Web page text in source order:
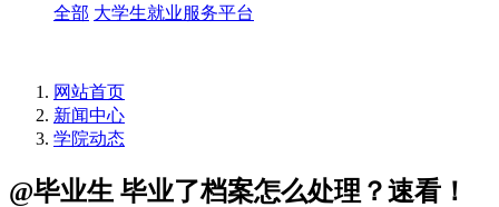
全部 大学生就业服务平台
网站首页
新闻中心
学院动态
@毕业生 毕业了档案怎么处理？速看！